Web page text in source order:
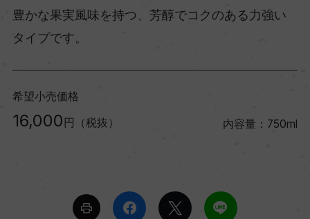
豊かな果実風味を持つ、芳醇でコクのある力強い
タイプです。
希望小売価格
16,000 円（税抜） 内容量：750ml